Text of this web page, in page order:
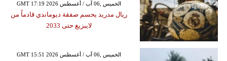
GMT 17:19 2026 الخميس ,06 آب / أغسطس
ريال مدريد يحسم صفقة ديوماندي قادماً من
لايبزيغ حتى 2033
GMT 15:51 2026 الخميس ,06 آب / أغسطس